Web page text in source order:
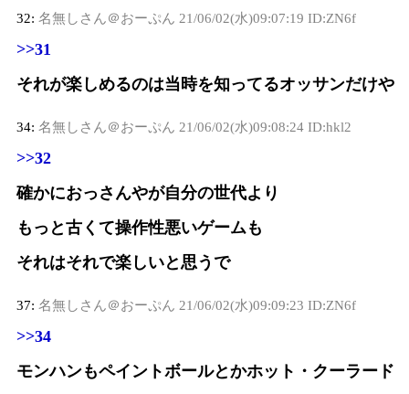
32: 名無しさん＠おーぷん 21/06/02(水)09:07:19 ID:ZN6f
>>31
それが楽しめるのは当時を知ってるオッサンだけや
34: 名無しさん＠おーぷん 21/06/02(水)09:08:24 ID:hkl2
>>32
確かにおっさんやが自分の世代より
もっと古くて操作性悪いゲームも
それはそれで楽しいと思うで
37: 名無しさん＠おーぷん 21/06/02(水)09:09:23 ID:ZN6f
>>34
モンハンもペイントボールとかホット・クーラード